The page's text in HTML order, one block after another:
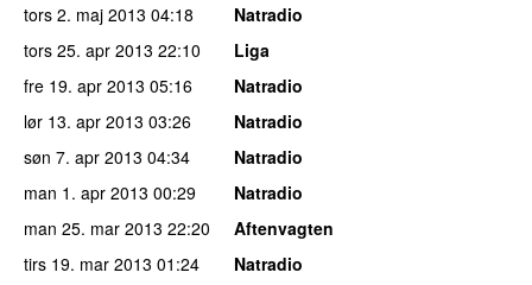
tors 2. maj 2013 04:18
Natradio
tors 25. apr 2013 22:10
Liga
fre 19. apr 2013 05:16
Natradio
lør 13. apr 2013 03:26
Natradio
søn 7. apr 2013 04:34
Natradio
man 1. apr 2013 00:29
Natradio
man 25. mar 2013 22:20
Aftenvagten
tirs 19. mar 2013 01:24
Natradio